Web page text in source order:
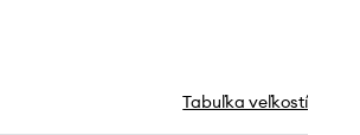
Tabuľka veľkostí